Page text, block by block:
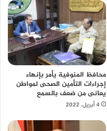
محافظ المنوفية يأمر بإنهاء
إجراءات التأمين الصحى لمواطن
يعانى من ضعف بالسمع
4 أبريل، 2022